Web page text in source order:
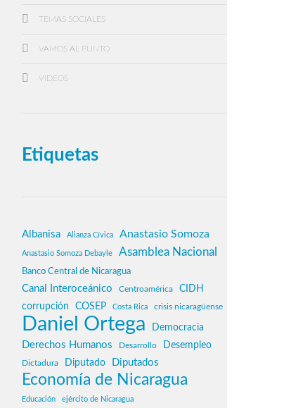
TEMAS SOCIALES
VAMOS AL PUNTO
VIDEOS
Etiquetas
Albanisa Alianza Cívica Anastasio Somoza
Anastasio Somoza Debayle Asamblea Nacional
Banco Central de Nicaragua
Canal Interoceánico Centroamérica
CIDH
corrupción
COSEP Costa Rica crisis nicaragüense
Daniel Ortega Democracia
Derechos Humanos Desarrollo Desempleo
Dictadura Diputado Diputados
Economía de Nicaragua
Educación ejército de Nicaragua